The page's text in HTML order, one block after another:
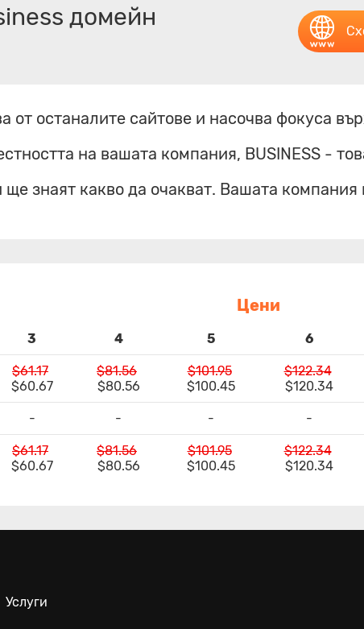
домейн
от останалите сайтове и насочва фокуса
на вашата компания, BUSINESS -
ще знаят какво да очакват. Вашата
Цени
3 4 5 6
$61.17
$60.67
$81.56
$80.56
$101.95
$100.45
$122.34
$120.34
- - - -
$61.17
$60.67
$81.56
$80.56
$101.95
$100.45
$122.34
$120.34
Услуги